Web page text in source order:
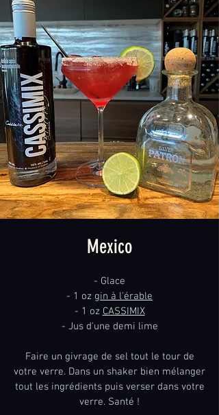
Mexico
- Glace
- 1 oz gin à l'érable
- 1 oz CASSIMIX
- Jus d'une demi lime
Faire un givrage de sel tout le tour de
votre verre. Dans un shaker bien mélanger
tout les ingrédients puis verser dans votre
verre. Santé !